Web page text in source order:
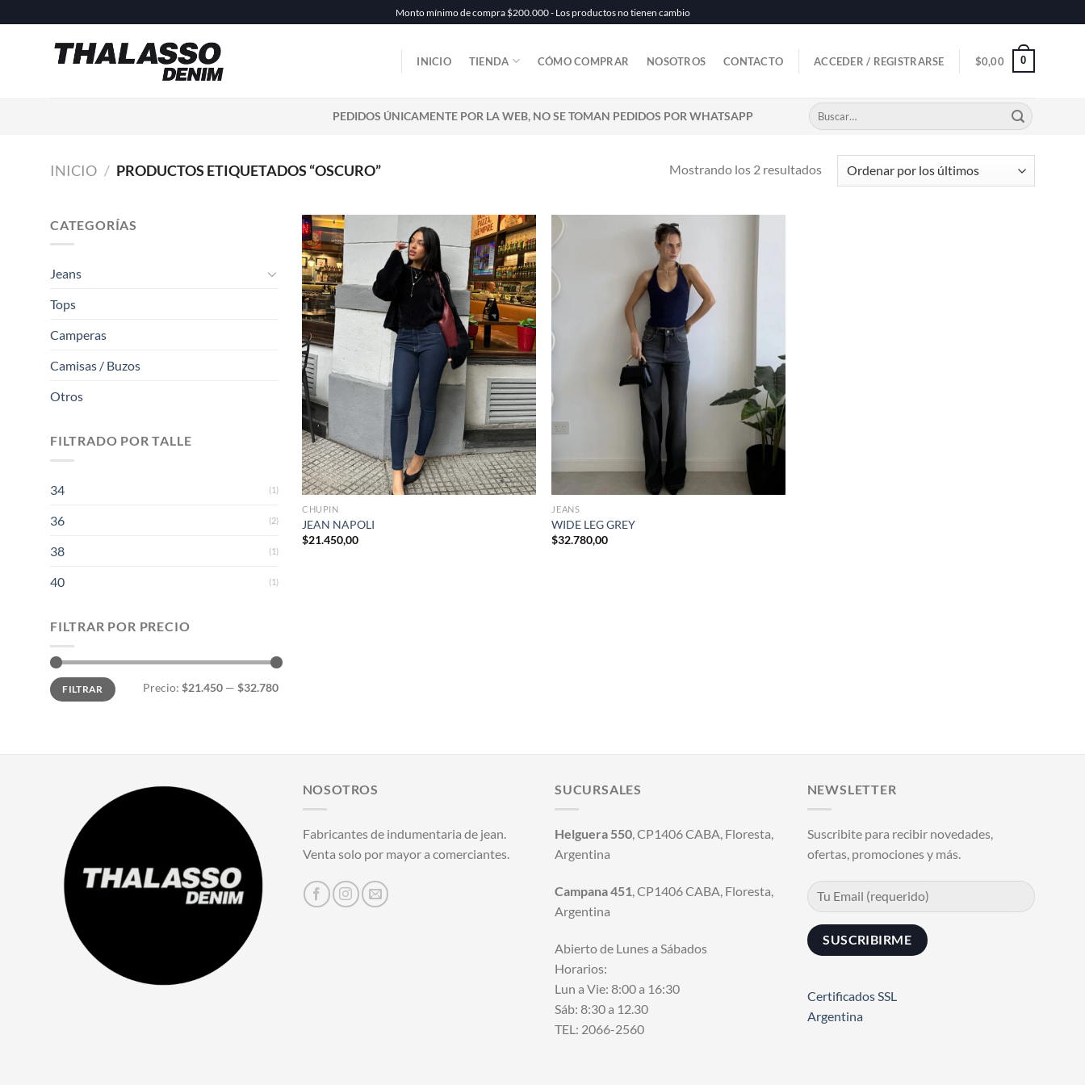
al
contenido
Monto mínimo de compra $200.000 - Los productos no tienen cambio
INICIO TIENDA CÓMO COMPRAR NOSOTROS CONTACTO ACCEDER / REGISTRARSE $0,00 0
PEDIDOS ÚNICAMENTE POR LA WEB, NO SE TOMAN PEDIDOS POR WHATSAPP
Buscar
por:
INICIO / PRODUCTOS ETIQUETADOS “OSCURO” Mostrando los 2 resultadosOrdenado
por
CATEGORÍAS
Jeans
Tops
Camperas
Camisas / Buzos
Otros
FILTRADO POR TALLE
34 (1)
36 (2)
38 (1)
40 (1)
FILTRAR POR PRECIO
Precio
mínimo
Precio
máximo
FILTRAR Precio: $21.450— $32.780
+
CHUPIN
JEAN NAPOLI
$21.450,00
JEANS
WIDE LEG GREY
$32.780,00
NOSOTROS
Fabricantes de indumentaria de jean.
Venta solo por mayor a comerciantes.
SUCURSALES
Helguera 550, CP1406 CABA, Floresta,
Argentina
Campana 451 , CP1406 CABA, Floresta,
Argentina
Abierto de Lunes a Sábados
Horarios:
Lun a Vie: 8:00 a 16:30
Sáb: 8:30 a 12.30
TEL: 2066-2560
NEWSLETTER
Suscribite para recibir novedades,
ofertas, promociones y más.
Certificados SSL
Argentina